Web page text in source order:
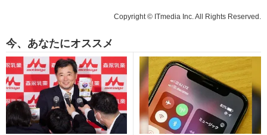
Copyright © ITmedia Inc. All Rights Reserved.
今、あなたにオススメ